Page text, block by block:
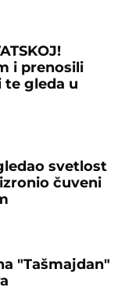
i prenosili
te gleda u
svetlost
čuveni
"Tašmajdan"